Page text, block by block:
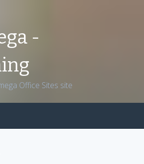
-
Office Sites site